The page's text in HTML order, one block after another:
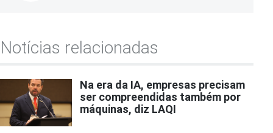
Notícias relacionadas
Na era da IA, empresas precisam
ser compreendidas também por
máquinas, diz LAQI